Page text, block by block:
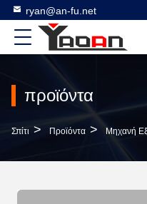
ryan@an-fu.net
προϊόντα
Σπίτι > Προϊόντα > Μηχανή